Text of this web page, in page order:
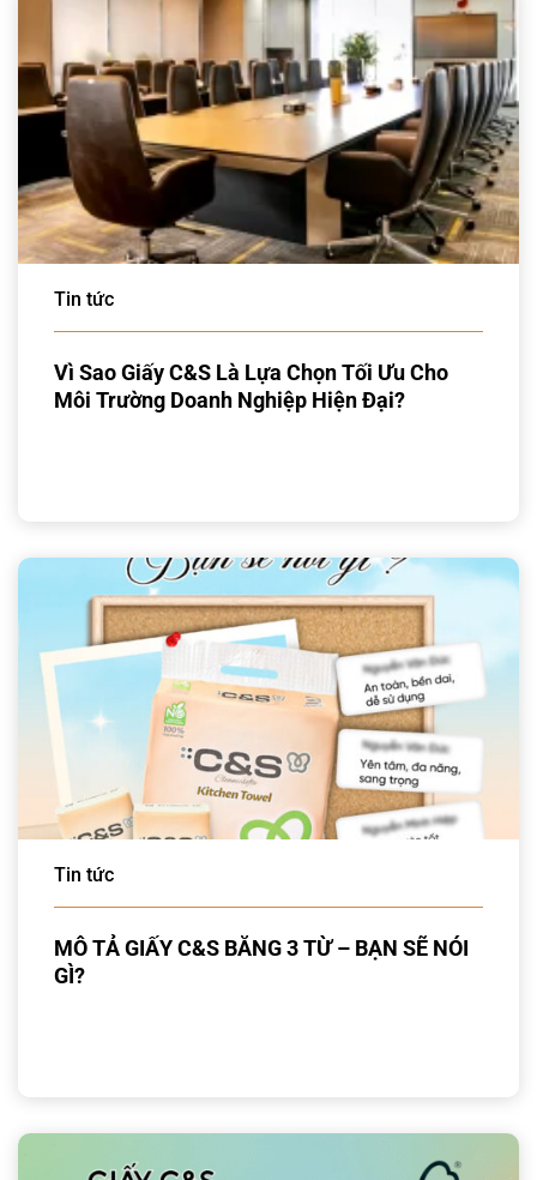
Tin tức
Vì Sao Giấy C&S Là Lựa Chọn Tối Ưu Cho
Môi Trường Doanh Nghiệp Hiện Đại?
Tin tức
MÔ TẢ GIẤY C&S BẰNG 3 TỪ – BẠN SẼ NÓI
GÌ?